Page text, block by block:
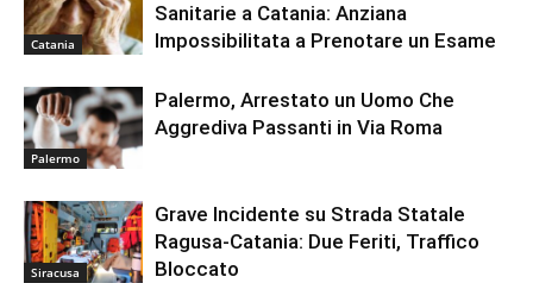
Catania
Sanitarie a Catania: Anziana
Impossibilitata a Prenotare un Esame
Palermo
Palermo, Arrestato un Uomo Che
Aggrediva Passanti in Via Roma
Siracusa
Grave Incidente su Strada Statale
Ragusa-Catania: Due Feriti, Traffico
Bloccato